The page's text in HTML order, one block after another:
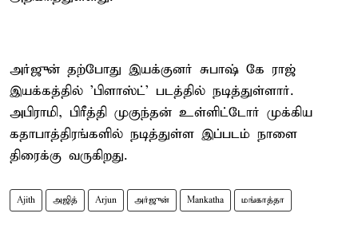
அர்ஜுன் தற்போது இயக்குனர் சுபாஷ் கே ராஜ்
இயக்கத்தில் ’பிளாஸ்ட்’ படத்தில் நடித்துள்ளார்.
அபிராமி, பிரீத்தி முகுந்தன் உள்ளிட்டோர் முக்கிய
கதாபாத்திரங்களில் நடித்துள்ள இப்படம் நாளை
திரைக்கு வருகிறது.
Ajith அஜித் Arjun அர்ஜுன் Mankatha மங்காத்தா